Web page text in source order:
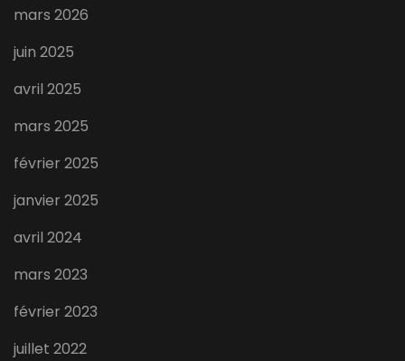
mars 2026
juin 2025
avril 2025
mars 2025
février 2025
janvier 2025
avril 2024
mars 2023
février 2023
juillet 2022